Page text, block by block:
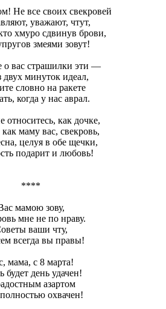
Не все своих свекровей
уважают, чтут,
хмуро сдвинув брови,
змеями зовут!
о вас страшилки эти —
двух минуток идеал,
словно на ракете
когда у нас аврал.
относитесь, как дочке,
маму вас, свекровь,
целуя в обе щечки,
подарит и любовь!
****
мамою зову,
мне не по нраву.
ваши чту,
всегда вы правы!
мама, с 8 марта!
будет день удачен!
азартом
охвачен!